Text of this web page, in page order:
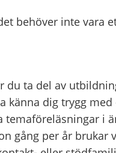
behöver inte vara
du ta del av
känna dig trygg
temaföreläsningar i
gång per år brukar